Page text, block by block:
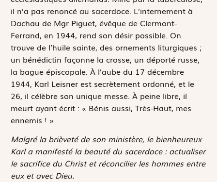
il n’a pas renoncé au sacerdoce. L’internement à
Dachau de Mgr Piguet, évêque de Clermont-
Ferrand, en 1944, rend son désir possible. On
trouve de l’huile sainte, des ornements liturgiques ;
un bénédictin façonne la crosse, un déporté russe,
la bague épiscopale. À l’aube du 17 décembre
1944, Karl Leisner est secrètement ordonné, et le
26, il célèbre son unique messe. À peine libre, il
meurt ayant écrit : « Bénis aussi, Très-Haut, mes
ennemis ! »
Malgré la brièveté de son ministère, le bienheureux
Karl a manifesté la beauté du sacerdoce : actualiser
le sacrifice du Christ et réconcilier les hommes entre
eux et avec Dieu.